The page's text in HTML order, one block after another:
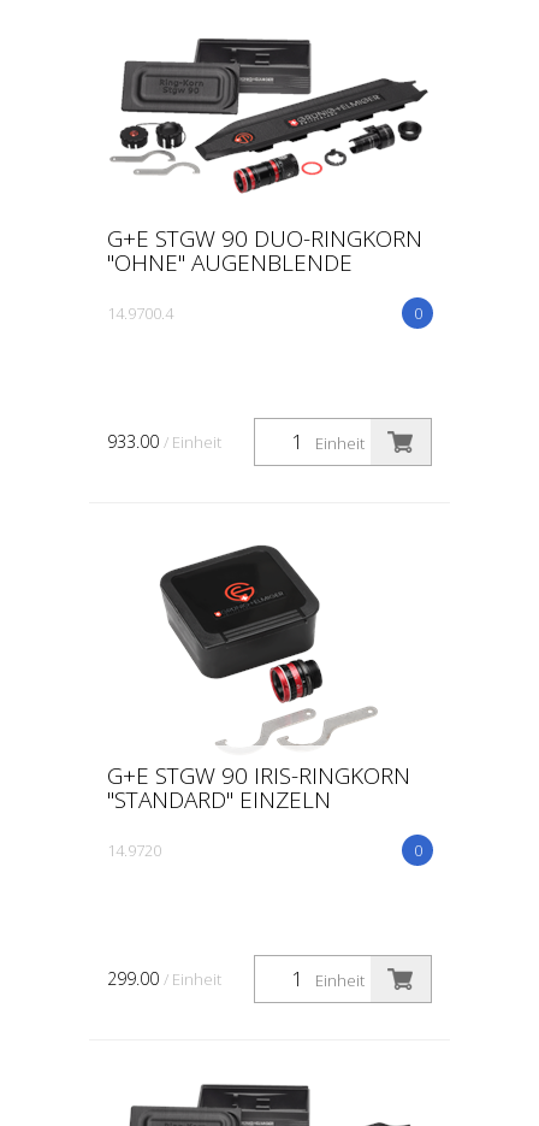
G+E STGW 90 DUO-RINGKORN
"OHNE" AUGENBLENDE
0
14.9700.4
Einheit
933.00 / Einheit
G+E STGW 90 IRIS-RINGKORN
"STANDARD" EINZELN
0
14.9720
Einheit
299.00 / Einheit